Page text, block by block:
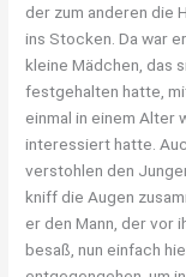
der zum anderen die
ins Stocken. Da war
kleine Mädchen, das
festgehalten hatte,
einmal in einem Alter
interessiert hatte.
verstohlen den
kniff die Augen
er den Mann, der vor
besaß, nun einfach